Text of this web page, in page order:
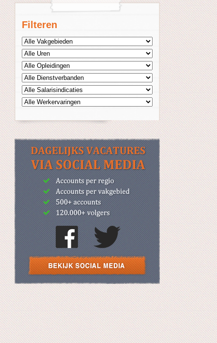
Filteren